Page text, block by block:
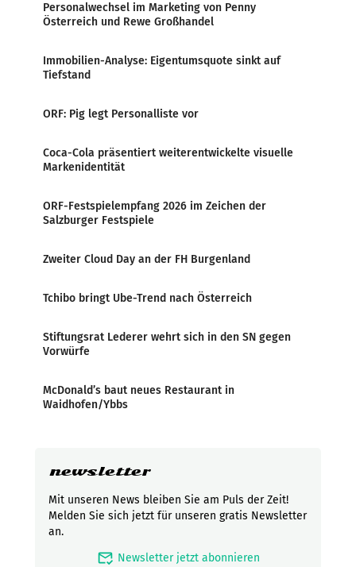
Personalwechsel im Marketing von Penny
Österreich und Rewe Großhandel
Immobilien-Analyse: Eigentumsquote sinkt auf
Tiefstand
ORF: Pig legt Personalliste vor
Coca-Cola präsentiert weiterentwickelte visuelle
Markenidentität
ORF-Festspielempfang 2026 im Zeichen der
Salzburger Festspiele
Zweiter Cloud Day an der FH Burgenland
Tchibo bringt Ube-Trend nach Österreich
Stiftungsrat Lederer wehrt sich in den SN gegen
Vorwürfe
McDonald’s baut neues Restaurant in
Waidhofen/Ybbs
newsletter
Mit unseren News bleiben Sie am Puls der Zeit!
Melden Sie sich jetzt für unseren gratis Newsletter
an.
mark_email_read Newsletter jetzt abonnieren